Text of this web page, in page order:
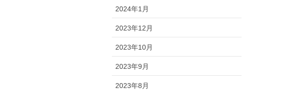
2024年1月
2023年12月
2023年10月
2023年9月
2023年8月